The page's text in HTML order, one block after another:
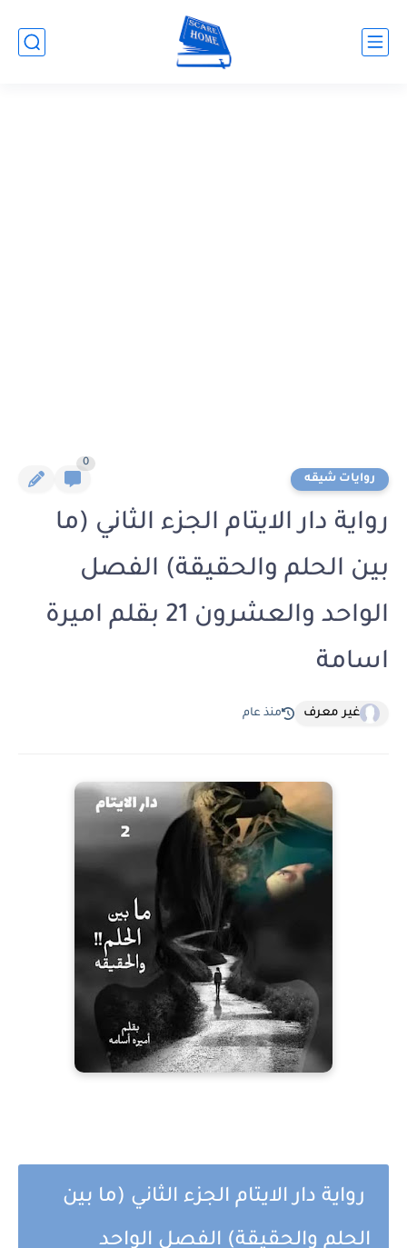
روايات شيقه
0
رواية دار الايتام الجزء الثاني (ما
بين الحلم والحقيقة) الفصل
الواحد والعشرون 21 بقلم اميرة
اسامة
غير معرف منذ عام
رواية دار الايتام الجزء الثاني (ما بين
الحلم والحقيقة) الفصل الواحد